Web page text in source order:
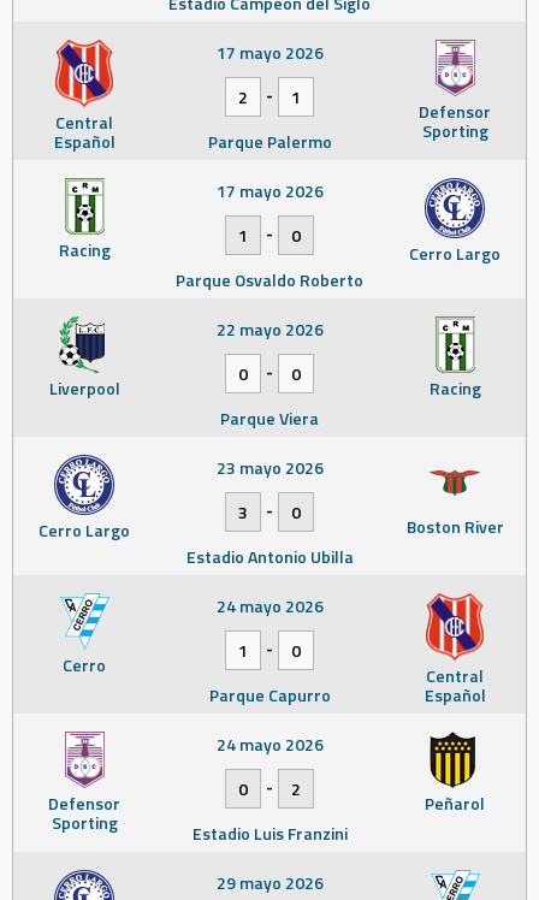
Central
Español
Defensor
Sporting
17 mayo 2026
2
-
1
Parque Palermo
Racing Cerro Largo
17 mayo 2026
1
-
0
Parque Osvaldo Roberto
Liverpool Racing
22 mayo 2026
0
-
0
Parque Viera
Cerro Largo Boston River
23 mayo 2026
3
-
0
Estadio Antonio Ubilla
Cerro Central
Español
24 mayo 2026
1
-
0
Parque Capurro
Defensor
Sporting
Peñarol
24 mayo 2026
0
-
2
Estadio Luis Franzini
29 mayo 2026